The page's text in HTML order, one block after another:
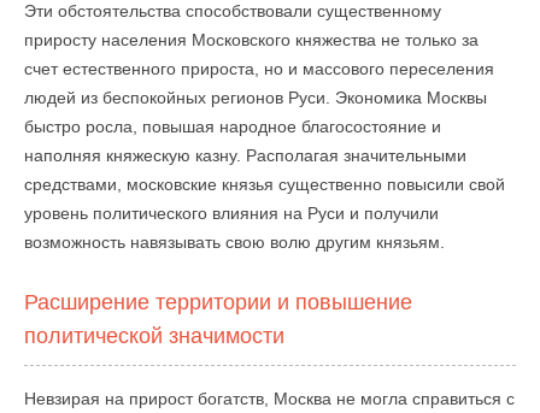
Эти обстоятельства способствовали существенному
приросту населения Московского княжества не только за
счет естественного прироста, но и массового переселения
людей из беспокойных регионов Руси. Экономика Москвы
быстро росла, повышая народное благосостояние и
наполняя княжескую казну. Располагая значительными
средствами, московские князья существенно повысили свой
уровень политического влияния на Руси и получили
возможность навязывать свою волю другим князьям.
Расширение территории и повышение
политической значимости
Невзирая на прирост богатств, Москва не могла справиться с